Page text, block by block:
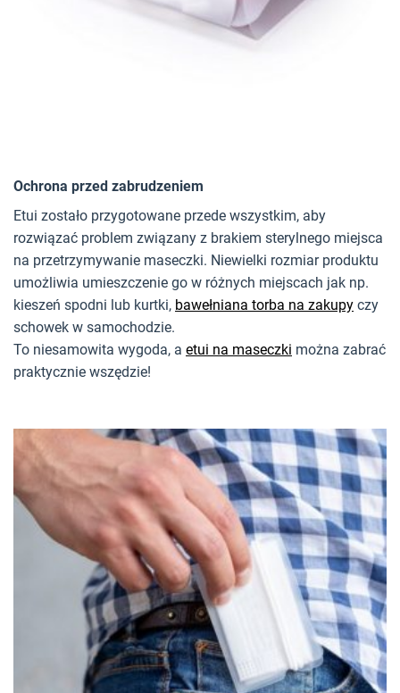
Ochrona przed zabrudzeniem
Etui zostało przygotowane przede wszystkim, aby
rozwiązać problem związany z brakiem sterylnego miejsca
na przetrzymywanie maseczki. Niewielki rozmiar produktu
umożliwia umieszczenie go w różnych miejscach jak np.
kieszeń spodni lub kurtki, bawełniana torba na zakupy czy
schowek w samochodzie.
To niesamowita wygoda, a etui na maseczki można zabrać
praktycznie wszędzie!